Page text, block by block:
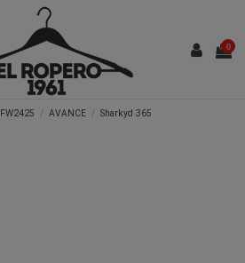
0
FW2425 AVANCE Sharkyd 365